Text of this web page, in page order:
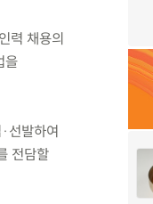
력 채용의
을
선발하여
전담할